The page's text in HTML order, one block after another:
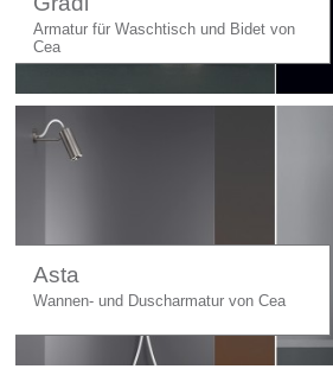
Armatur für Waschtisch und Bidet von
Cea
Asta
Wannen- und Duscharmatur von Cea